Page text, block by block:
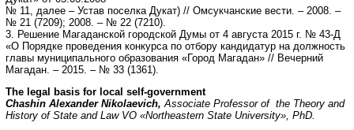
№ 11, далее – Устав поселка Дукат) // Омсукчанские вести. – 2008. –
№ 21 (7209); 2008. – № 22 (7210).
3. Решение Магаданской городской Думы от 4 августа 2015 г. № 43-Д
«О Порядке проведения конкурса по отбору кандидатур на должность
главы муниципального образования «Город Магадан» // Вечерний
Магадан. – 2015. – № 33 (1361).
The legal basis for local self-government
Chashin Alexander Nikolaevich, Associate Professor of the Theory and
History of State and Law VO «Northeastern State University», PhD.